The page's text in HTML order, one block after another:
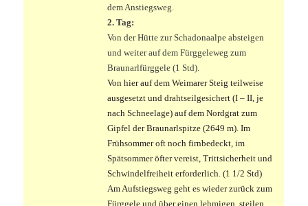
dem Anstiegsweg.
2. Tag:
Von der Hütte zur Schadonaalpe absteigen
und weiter auf dem Fürggeleweg zum
Braunarlfürggele (1 Std).
Von hier auf dem Weimarer Steig teilweise
ausgesetzt und drahtseilgesichert (I – II, je
nach Schneelage) auf dem Nordgrat zum
Gipfel der Braunarlspitze (2649 m). Im
Frühsommer oft noch firnbedeckt, im
Spätsommer öfter vereist, Trittsicherheit und
Schwindelfreiheit erforderlich. (1 1/2 Std)
Am Aufstiegsweg geht es wieder zurück zum
Fürggele und über einen lehmigen, steilen